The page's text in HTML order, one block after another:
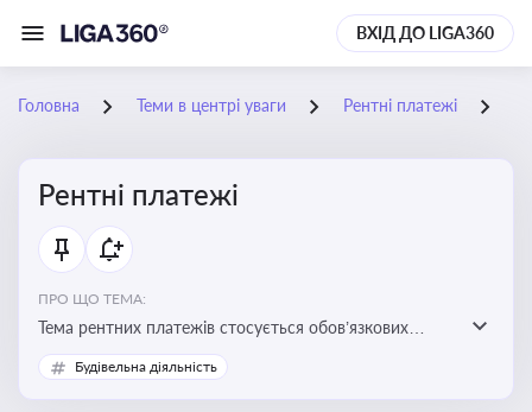
ВХІД ДО LIGA360
Головна Теми в центрі уваги Рентні платежі
Рентні платежі
ПРО ЩО ТЕМА:
Тема рентних платежів стосується обов’язкових
податкових зборів, які сплачуються за користування
природними ресурсами — надрами, водою, лісами
Будівельна діяльність